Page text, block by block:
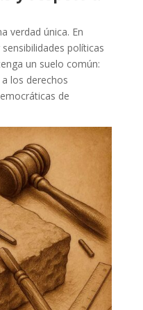
verdad única. En
políticas
un suelo común:
los derechos
de